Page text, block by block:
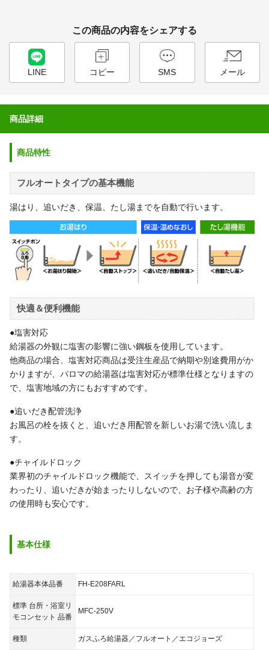
この商品の内容をシェアする
LINE コピー SMS メール
商品詳細
商品特性
フルオートタイプの基本機能
湯はり、追いだき、保温、たし湯までを自動で行います。
快適＆便利機能
●塩害対応
給湯器の外観に塩害の影響に強い鋼板を使用しています。
他商品の場合、塩害対応商品は受注生産品で納期や別途費用がか
かりますが、パロマの給湯器は塩害対応が標準仕様となりますの
で、塩害地域の方にもおすすめです。
●追いだき配管洗浄
お風呂の栓を抜くと、追いだき用配管を新しいお湯で洗い流しま
す。
●チャイルドロック
業界初のチャイルドロック機能で、スイッチを押しても湯音が変
わったり、追いだきが始まったりしないので、お子様や高齢の方
の使用時も安心です。
基本仕様
給湯器本体品番 FH-E208FARL
標準 台所・浴室リ
モコンセット 品番
MFC-250V
種類 ガスふろ給湯器／フルオート／エコジョーズ